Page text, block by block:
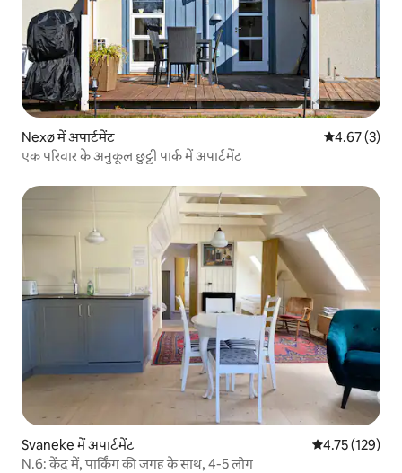
Nexø में अपार्टमेंट औसत रेटिंग 5 में
4.67 (3)
एक परिवार के अनुकूल छुट्टी पार्क में अपार्टमेंट
Svaneke में अपार्टमेंट औसत रेटिंग 5 में से
4.75 (129)
N.6: केंद्र में, पार्किंग की जगह के साथ, 4-5 लोग